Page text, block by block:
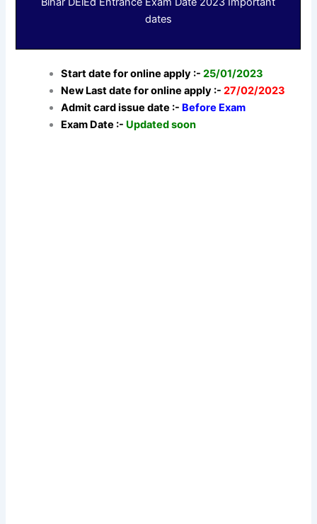
dates
Start date for online apply :-25/01/2023
New Last date for online apply :-27/02/2023
Admit card issue date :- Before Exam
Exam Date :- Updated soon